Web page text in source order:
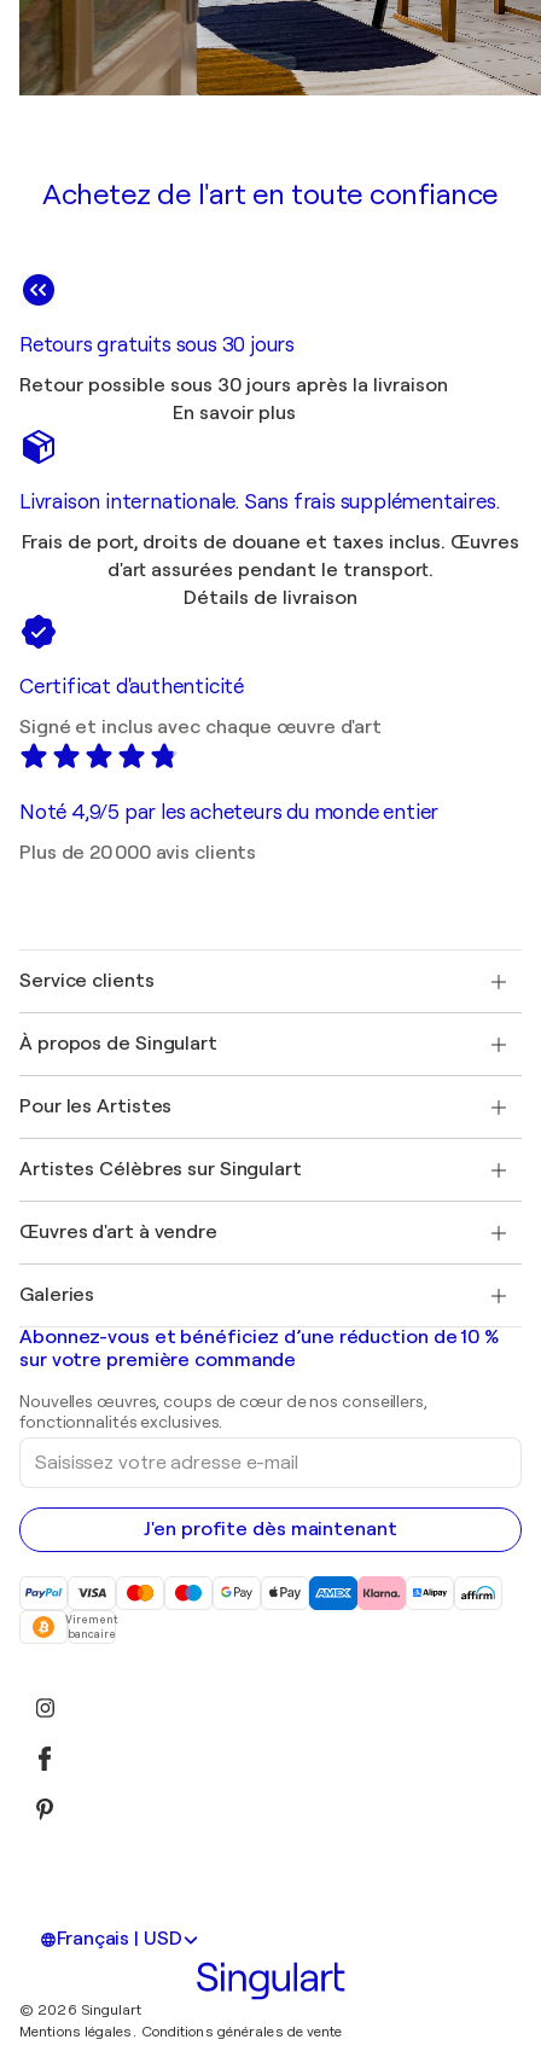
Achetez de l'art en toute confiance
Retours gratuits sous 30 jours
Retour possible sous 30 jours après la livraison
En savoir plus
Livraison internationale. Sans frais supplémentaires.
Frais de port, droits de douane et taxes inclus. Œuvres
d'art assurées pendant le transport.
Détails de livraison
Certificat d'authenticité
Signé et inclus avec chaque œuvre d'art
Noté 4,9/5 par les acheteurs du monde entier
Plus de 20 000 avis clients
Service clients
Expédition
Offrir une carte cadeau
Rejoignez notre programme commercial
Mon compte
+33 1 76 44 06 42
À propos de Singulart
FAQ
Magazine Singulart
Emplois
Découvrez une sélection d'art original
Pour les Artistes
Se connecter en tant qu'Artiste
Artistes Célèbres sur Singulart
Marc Chagall
Banksy
Mr. Brainwash
Shepard Fairey
Œuvres d'art à vendre
Tableaux abstraits à vendre
Peintures de paysage
Estampes
Peintures acryliques
Galeries
Galeries d'art en France
Galeries d'art en Belgique
Abonnez-vous et bénéficiez d’une réduction de 10 %
sur votre première commande
Nouvelles œuvres, coups de cœur de nos conseillers,
fonctionnalités exclusives.
Saisissez
votre
adresse
e-
mail
J'en profite dès maintenant
Virement
bancaire
Français | USD
© 2026 Singulart
Mentions légales. Conditions générales de vente